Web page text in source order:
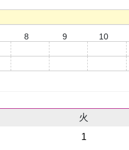
8 9 10
火
1